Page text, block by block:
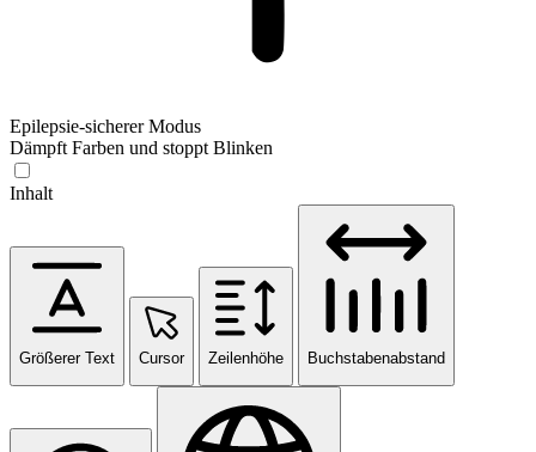
Epilepsie-sicherer Modus
Dämpft Farben und stoppt Blinken
Inhalt
Größerer Text Cursor Zeilenhöhe Buchstabenabstand